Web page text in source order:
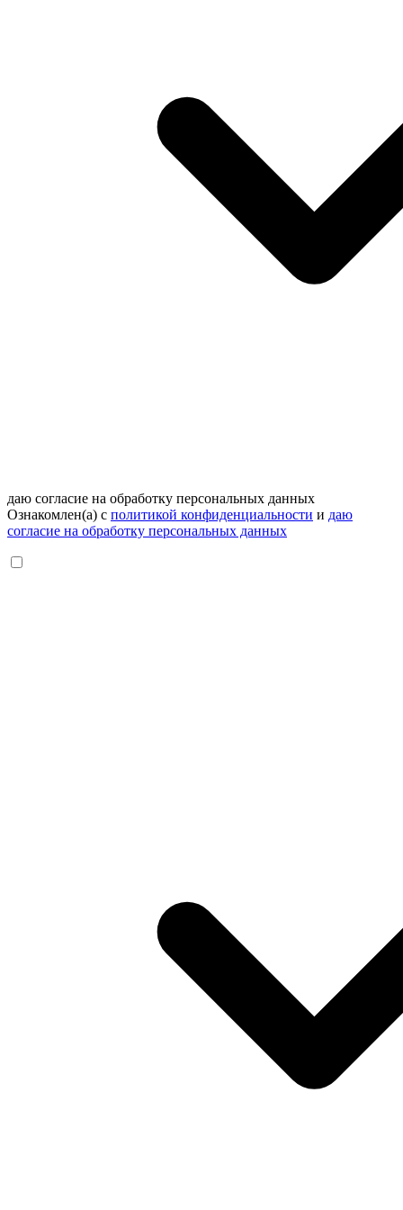
даю согласие на обработку персональных данных
Ознакомлен(а) с политикой конфиденциальности и даю
согласие на обработку персональных данных